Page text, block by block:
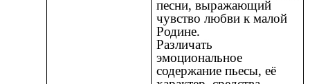
песни, выражающий
чувство любви к малой
Родине.
Различать
эмоциональное
содержание пьесы, её